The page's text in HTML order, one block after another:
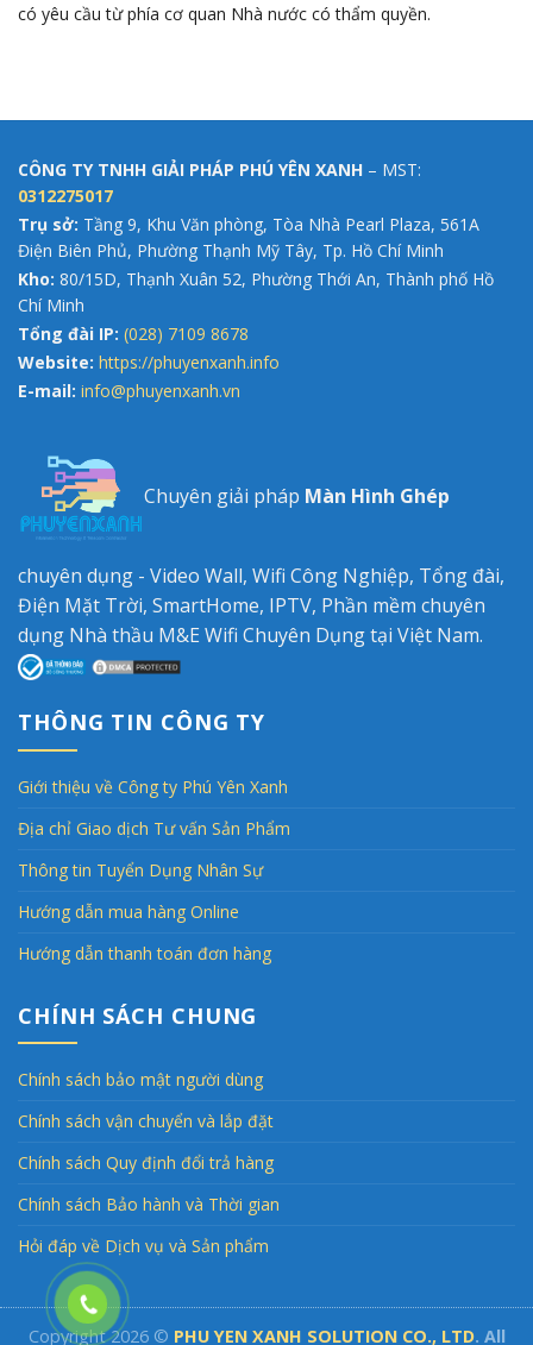
có yêu cầu từ phía cơ quan Nhà nước có thẩm quyền.
CÔNG TY TNHH GIẢI PHÁP PHÚ YÊN XANH – MST:
0312275017
Trụ sở: Tầng 9, Khu Văn phòng, Tòa Nhà Pearl Plaza, 561A
Điện Biên Phủ, Phường Thạnh Mỹ Tây, Tp. Hồ Chí Minh
Kho: 80/15D, Thạnh Xuân 52, Phường Thới An, Thành phố Hồ
Chí Minh
Tổng đài IP: (028) 7109 8678
Website: https://phuyenxanh.info
E-mail: info@phuyenxanh.vn
Chuyên giải pháp Màn Hình Ghép
chuyên dụng - Video Wall, Wifi Công Nghiệp, Tổng đài,
Điện Mặt Trời, SmartHome, IPTV, Phần mềm chuyên
dụng Nhà thầu M&E Wifi Chuyên Dụng tại Việt Nam.
THÔNG TIN CÔNG TY
Giới thiệu về Công ty Phú Yên Xanh
Địa chỉ Giao dịch Tư vấn Sản Phẩm
Thông tin Tuyển Dụng Nhân Sự
Hướng dẫn mua hàng Online
Hướng dẫn thanh toán đơn hàng
CHÍNH SÁCH CHUNG
Chính sách bảo mật người dùng
Chính sách vận chuyển và lắp đặt
Chính sách Quy định đổi trả hàng
Chính sách Bảo hành và Thời gian
Hỏi đáp về Dịch vụ và Sản phẩm
Copyright 2026 © PHU YEN XANH SOLUTION CO., LTD. All